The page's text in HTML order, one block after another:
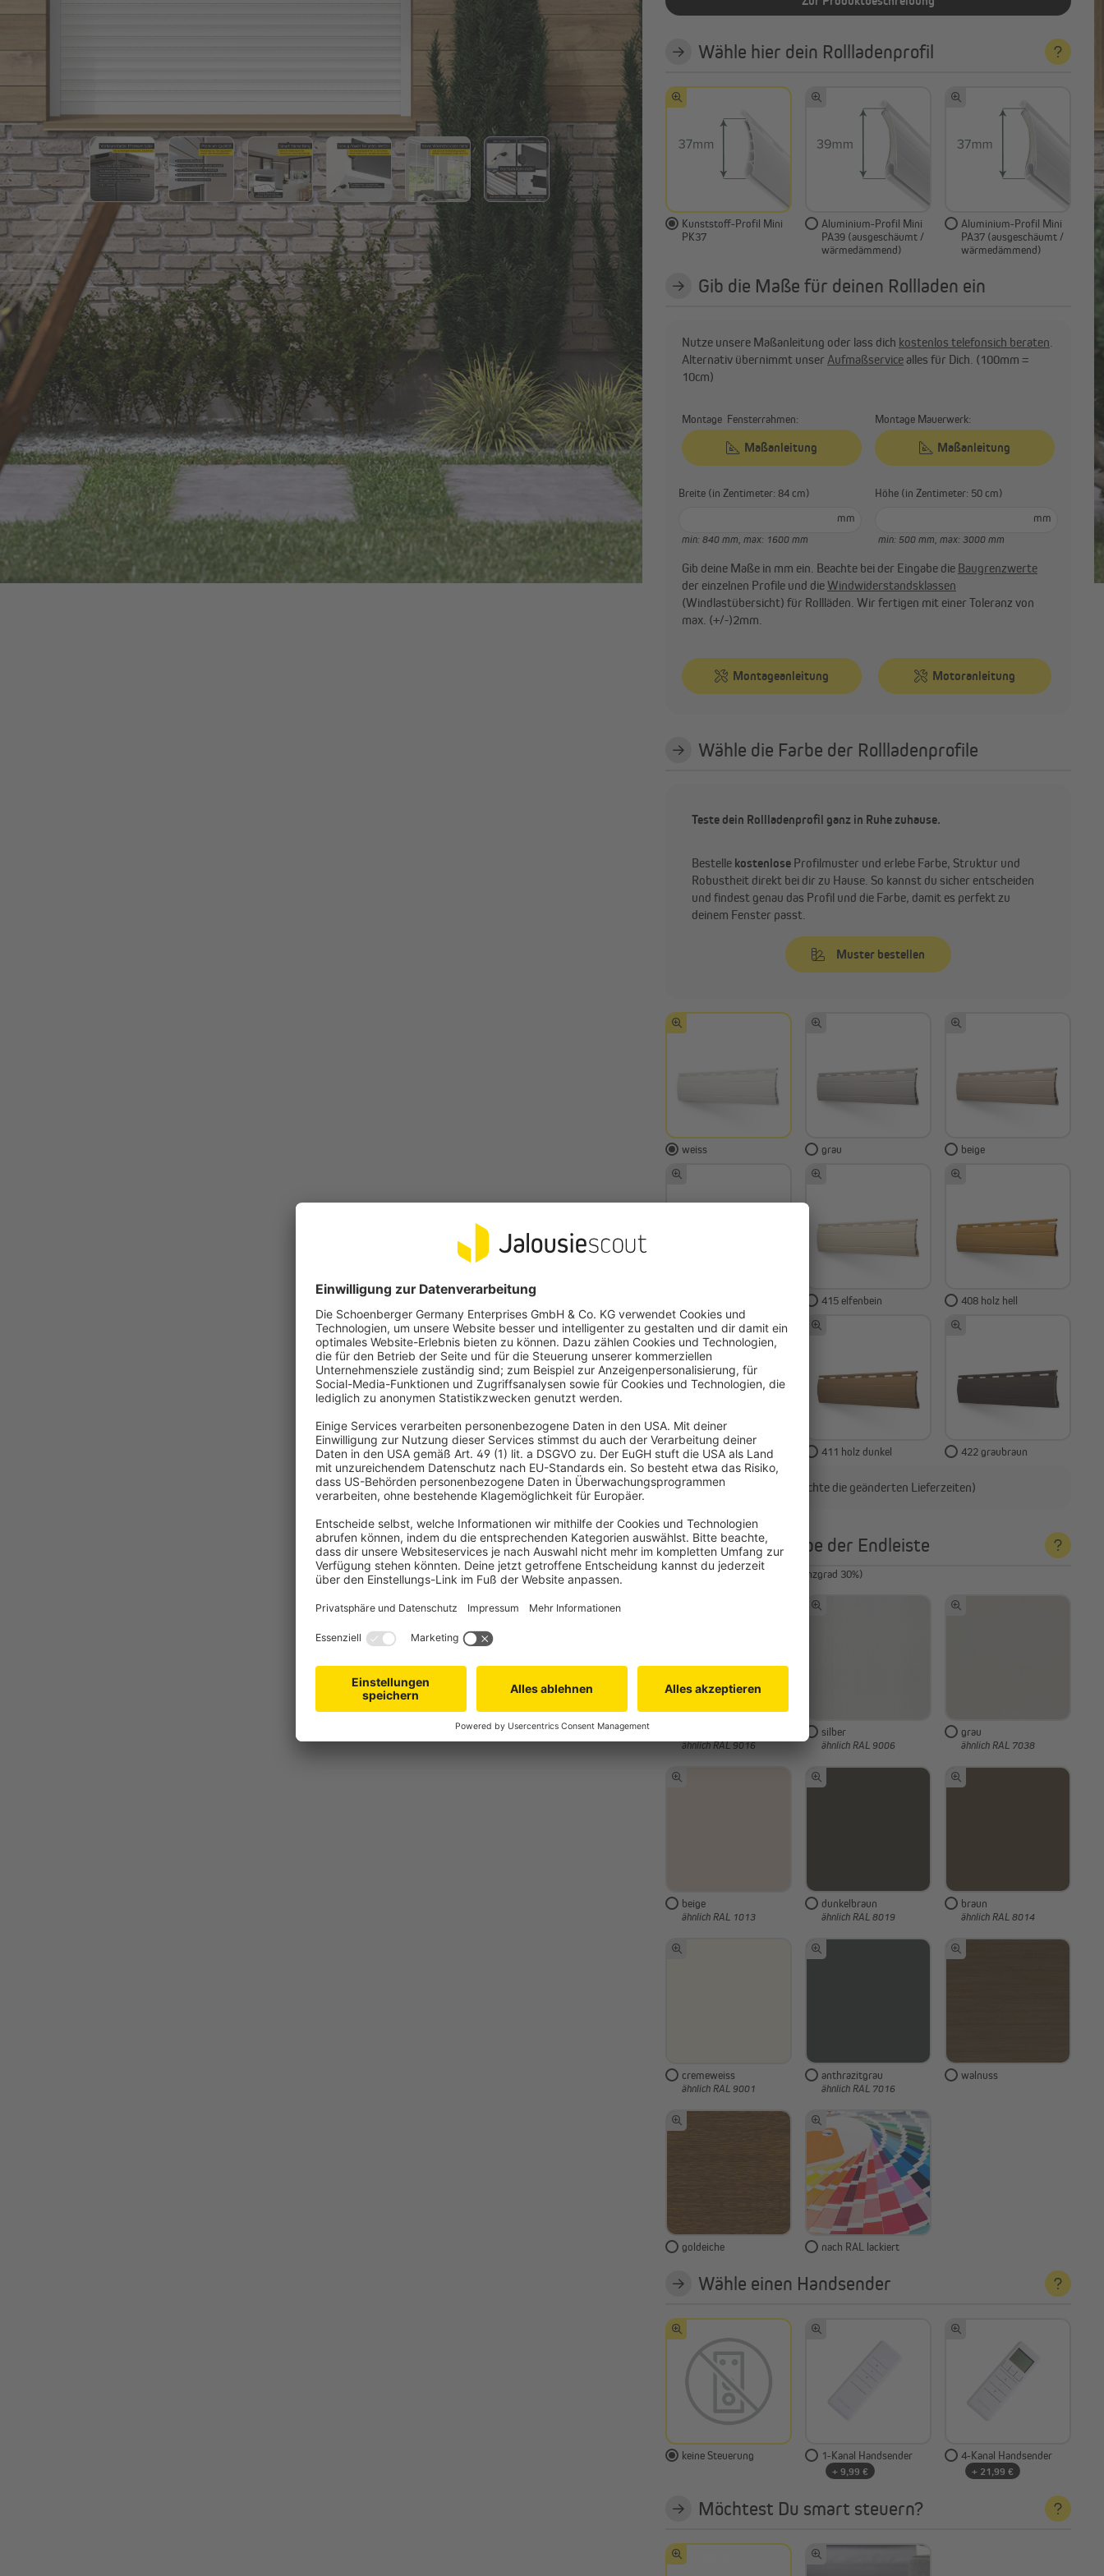
Pavillons & Zelte
Faltpavillons und Steckpavillons
Heizstrahler
Pavillon Zubehör & Ersatzteile
Sichtschutz
Balkonbespannungen
Sichtschutzmatten
Sichtschutzstreifen
Alle anzeigen
Wähle hier dein Rollladenprofil
Kunststoff-Profil Mini
PK37
Aluminium-Profil Mini
PA39 (ausgeschäumt /
wärmedämmend)
Aluminium-Profil Mini
PA37 (ausgeschäumt /
wärmedämmend)
Gib die Maße für deinen Rollladen ein
Nutze unsere Maßanleitung oder lass dich kostenlos telefonsich beraten.
Alternativ übernimmt unser Aufmaßservicealles für Dich. (100mm =
10cm)
Montage Fensterrahmen:
Maßanleitung
Montage Mauerwerk:
Maßanleitung
Breite (in Zentimeter: 84 cm)
mm
min: 840 mm, max: 1600 mm
Höhe (in Zentimeter: 50 cm)
mm
min: 500 mm, max: 3000 mm
Gib deine Maße in mm ein. Beachte bei der Eingabe die Baugrenzwerte
der einzelnen Profile und dieWindwiderstandsklassen
(Windlastübersicht) für Rollläden. Wir fertigen mit einer Toleranz von
max. (+/-)2mm.
Montageanleitung Motoranleitung
Wähle die Farbe der Rollladenprofile
Teste dein Rollladenprofil ganz in Ruhe zuhause.
Bestelle kostenlose Profilmuster und erlebe Farbe, Struktur und
Robustheit direkt bei dir zu Hause. So kannst du sicher entscheiden
und findest genau das Profil und die Farbe, damit es perfekt zu
deinem Fenster passt.
Muster bestellen
weiss grau beige
415 elfenbein 408 holz hell
409 oregon 411 holz dunkel 422 graubraun
*Sonderfarben (bitte beachte die geänderten Lieferzeiten)
Wähle die Farbe der Endleiste
Alle Endleistenfarben matt (Glanzgrad 30%)
ähnlich RAL 9016
silber
ähnlich RAL 9006
grau
ähnlich RAL 7038
beige
ähnlich RAL 1013
dunkelbraun
ähnlich RAL 8019
braun
ähnlich RAL 8014
cremeweiss
ähnlich RAL 9001
anthrazitgrau
ähnlich RAL 7016
walnuss
goldeiche nach RAL lackiert
Wähle einen Handsender
keine Steuerung 1-Kanal Handsender
+ 9,99 €
4-Kanal Handsender
+ 21,99 €
Möchtest Du smart steuern?